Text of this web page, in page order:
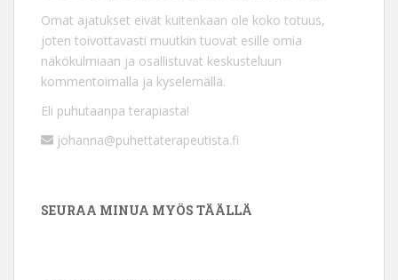
Omat ajatukset eivät kuitenkaan ole koko totuus,
joten toivottavasti muutkin tuovat esille omia
näkökulmiaan ja osallistuvat keskusteluun
kommentoimalla ja kyselemällä.
Eli puhutaanpa terapiasta!
johanna@puhettaterapeutista.fi
SEURAA MINUA MYÖS TÄÄLLÄ